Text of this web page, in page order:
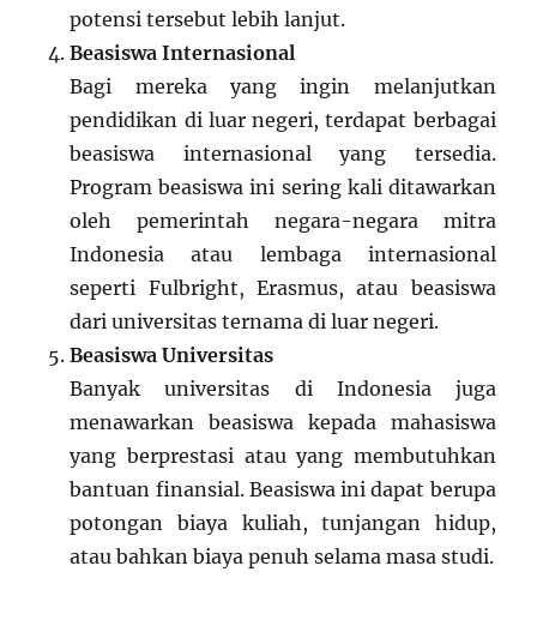
potensi tersebut lebih lanjut.
Beasiswa Internasional
Bagi mereka yang ingin melanjutkan
pendidikan di luar negeri, terdapat berbagai
beasiswa internasional yang tersedia.
Program beasiswa ini sering kali ditawarkan
oleh pemerintah negara-negara mitra
Indonesia atau lembaga internasional
seperti Fulbright, Erasmus, atau beasiswa
dari universitas ternama di luar negeri.
Beasiswa Universitas
Banyak universitas di Indonesia juga
menawarkan beasiswa kepada mahasiswa
yang berprestasi atau yang membutuhkan
bantuan finansial. Beasiswa ini dapat berupa
potongan biaya kuliah, tunjangan hidup,
atau bahkan biaya penuh selama masa studi.